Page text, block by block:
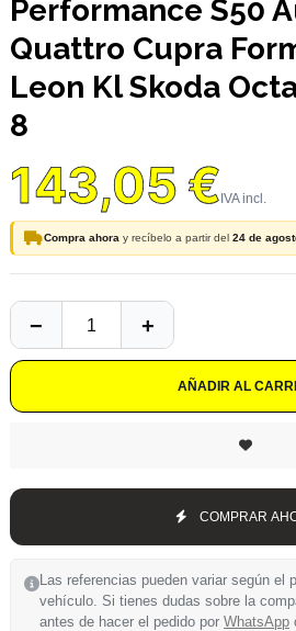
Performance S50
Quattro Cupra
Leon Kl Skoda
8
143,05 €
Compra ahora y recíbelo a partir del 24 de
AÑADIR AL
COMPRAR
Las referencias pueden variar según el
vehículo. Si tienes dudas sobre la
antes de hacer el pedido por WhatsApp